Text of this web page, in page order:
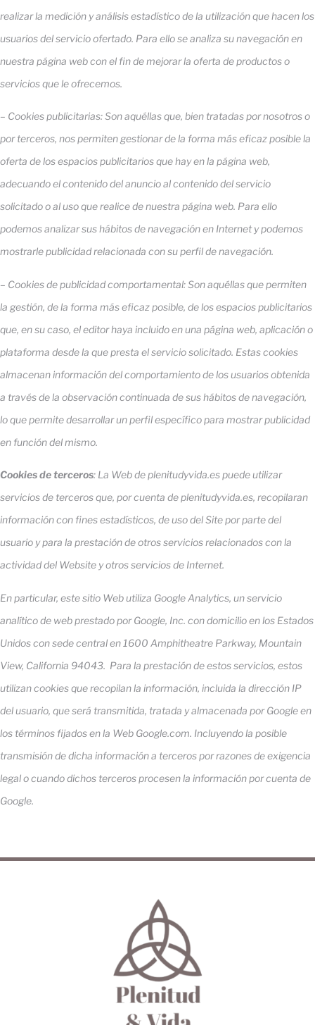
realizar la medición y análisis estadístico de la utilización que hacen los
usuarios del servicio ofertado. Para ello se analiza su navegación en
nuestra página web con el fin de mejorar la oferta de productos o
servicios que le ofrecemos.
– Cookies publicitarias: Son aquéllas que, bien tratadas por nosotros o
por terceros, nos permiten gestionar de la forma más eficaz posible la
oferta de los espacios publicitarios que hay en la página web,
adecuando el contenido del anuncio al contenido del servicio
solicitado o al uso que realice de nuestra página web. Para ello
podemos analizar sus hábitos de navegación en Internet y podemos
mostrarle publicidad relacionada con su perfil de navegación.
– Cookies de publicidad comportamental: Son aquéllas que permiten
la gestión, de la forma más eficaz posible, de los espacios publicitarios
que, en su caso, el editor haya incluido en una página web, aplicación o
plataforma desde la que presta el servicio solicitado. Estas cookies
almacenan información del comportamiento de los usuarios obtenida
a través de la observación continuada de sus hábitos de navegación,
lo que permite desarrollar un perfil específico para mostrar publicidad
en función del mismo.
Cookies de terceros: La Web de plenitudyvida.es puede utilizar
servicios de terceros que, por cuenta de plenitudyvida.es, recopilaran
información con fines estadísticos, de uso del Site por parte del
usuario y para la prestación de otros servicios relacionados con la
actividad del Website y otros servicios de Internet.
En particular, este sitio Web utiliza Google Analytics, un servicio
analítico de web prestado por Google, Inc. con domicilio en los Estados
Unidos con sede central en 1600 Amphitheatre Parkway, Mountain
View, California 94043. Para la prestación de estos servicios, estos
utilizan cookies que recopilan la información, incluida la dirección IP
del usuario, que será transmitida, tratada y almacenada por Google en
los términos fijados en la Web Google.com. Incluyendo la posible
transmisión de dicha información a terceros por razones de exigencia
legal o cuando dichos terceros procesen la información por cuenta de
Google.